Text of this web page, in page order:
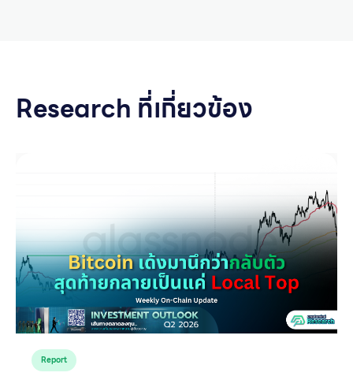
Research ที่เกี่ยวข้อง
Report